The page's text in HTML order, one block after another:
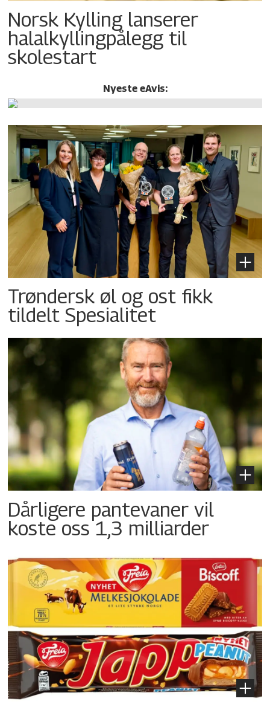
Norsk Kylling lanserer
halalkylling­pålegg til
skolestart
Nyeste eAvis:
Trøndersk øl og ost fikk
tildelt Spesialitet
Dårligere pantevaner vil
koste oss 1,3 milliarder